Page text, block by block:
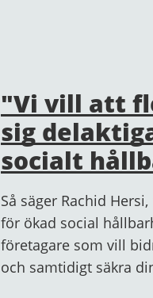
"Vi vill att
sig
socialt
Så säger Rachid
för ökad social
företagare som vill
och samtidigt säkra